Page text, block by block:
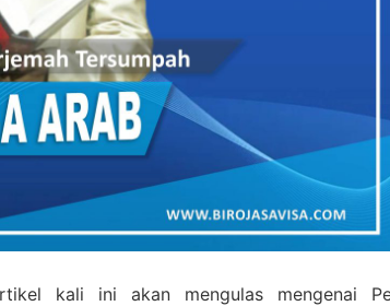
kali ini akan mengulas mengenai